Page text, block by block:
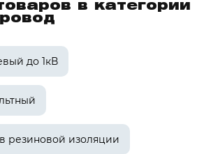
в категории
до 1кВ
резиновой изоляции